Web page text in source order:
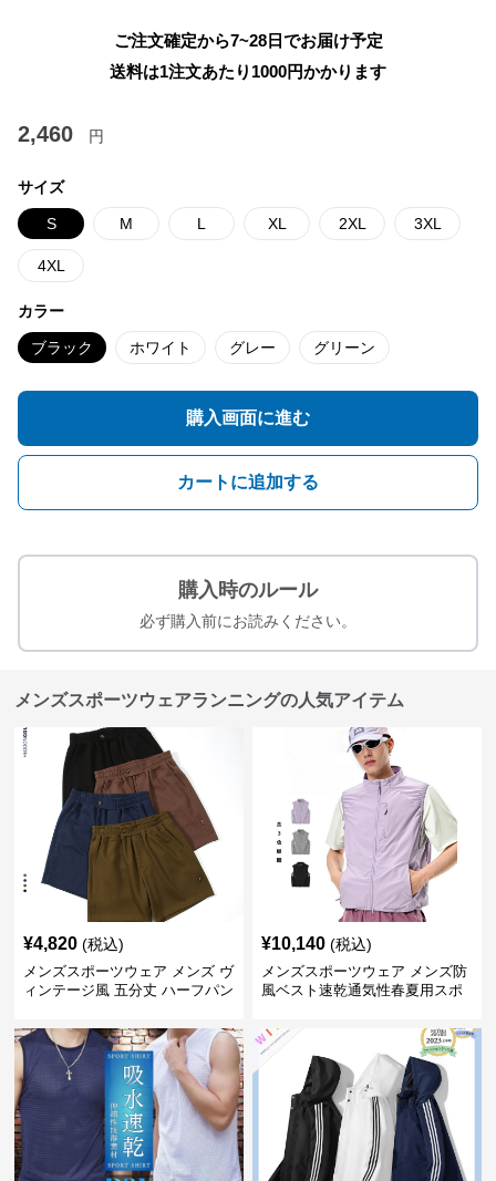
ご注文確定から7~28日でお届け予定
送料は1注文あたり 1000円かかります
2,460 円
サイズ
S M L XL 2XL 3XL
4XL
カラー
ブラック ホワイト グレー グリーン
購入画面に進む
カートに追加する
購入時のルール
必ず購入前にお読みください。
メンズスポーツウェアランニングの人気アイテム
¥4,820 (税込)
メンズスポーツウェア メンズ ヴ
ィンテージ風 五分丈 ハーフパン
¥10,140 (税込)
メンズスポーツウェア メンズ防
風ベスト速乾通気性春夏用スポ